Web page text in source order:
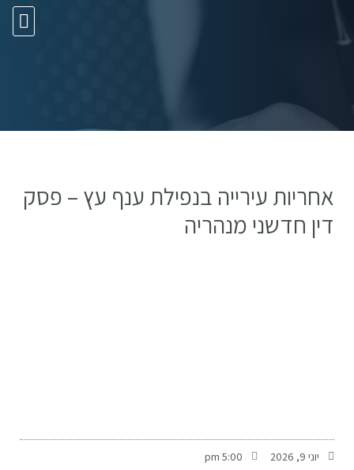
אחריות עירייה בנפילת ענף עץ – פסק
דין חדשני מנהריה
יוני 9, 2026 5:00 pm